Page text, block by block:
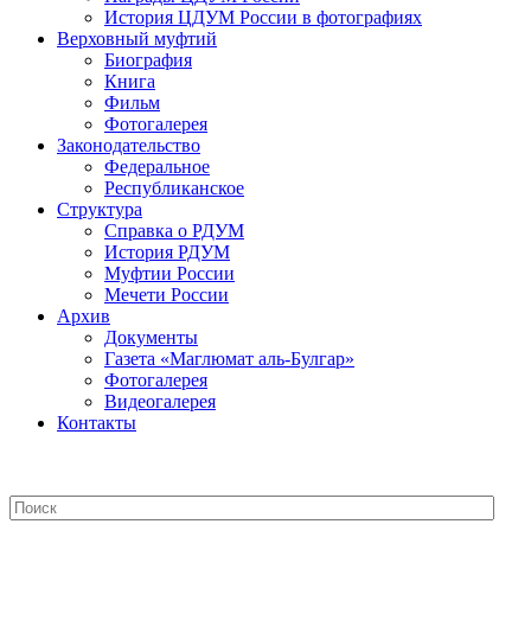
История ЦДУМ России в фотографиях
Верховный муфтий
Биография
Книга
Фильм
Фотогалерея
Законодательство
Федеральное
Республиканское
Структура
Справка о РДУМ
История РДУМ
Муфтии России
Мечети России
Архив
Документы
Газета «Маглюмат аль-Булгар»
Фотогалерея
Видеогалерея
Контакты